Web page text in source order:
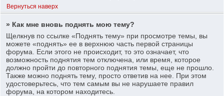
Вернуться наверх
» Как мне вновь поднять мою тему?
Щелкнув по ссылке «Поднять тему» при просмотре темы, вы
можете «поднять» ее в верхнюю часть первой страницы
форума. Если этого не происходит, то это означает, что
возможность поднятия тем отключена, или время, которое
должно пройти до повторного поднятия темы, еще не прошло.
Также можно поднять тему, просто ответив на нее. При этом
удостоверьтесь, что тем самым вы не нарушаете правил
форума, на котором находитесь.